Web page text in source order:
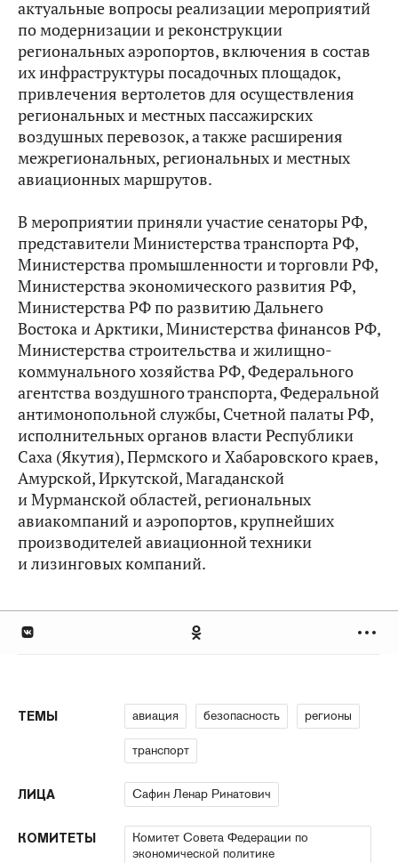
актуальные вопросы реализации мероприятий
по модернизации и реконструкции
региональных аэропортов, включения в состав
их инфраструктуры посадочных площадок,
привлечения вертолетов для осуществления
региональных и местных пассажирских
воздушных перевозок, а также расширения
межрегиональных, региональных и местных
авиационных маршрутов.
В мероприятии приняли участие сенаторы РФ,
представители Министерства транспорта РФ,
Министерства промышленности и торговли РФ,
Министерства экономического развития РФ,
Министерства РФ по развитию Дальнего
Востока и Арктики, Министерства финансов РФ,
Министерства строительства и жилищно-
коммунального хозяйства РФ, Федерального
агентства воздушного транспорта, Федеральной
антимонопольной службы, Счетной палаты РФ,
исполнительных органов власти Республики
Саха (Якутия), Пермского и Хабаровского краев,
Амурской, Иркутской, Магаданской
и Мурманской областей, региональных
авиакомпаний и аэропортов, крупнейших
производителей авиационной техники
и лизинговых компаний.
ТЕМЫ авиация безопасность регионы
транспорт
ЛИЦА Сафин Ленар Ринатович
КОМИТЕТЫ
Комитет Совета Федерации по
экономической политике